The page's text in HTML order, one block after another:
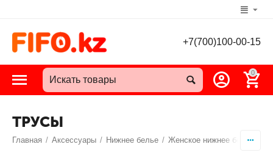
+7(700)100-00-15
0
ТРУСЫ
Главная / Аксессуары / Нижнее белье / Женское нижнее белье